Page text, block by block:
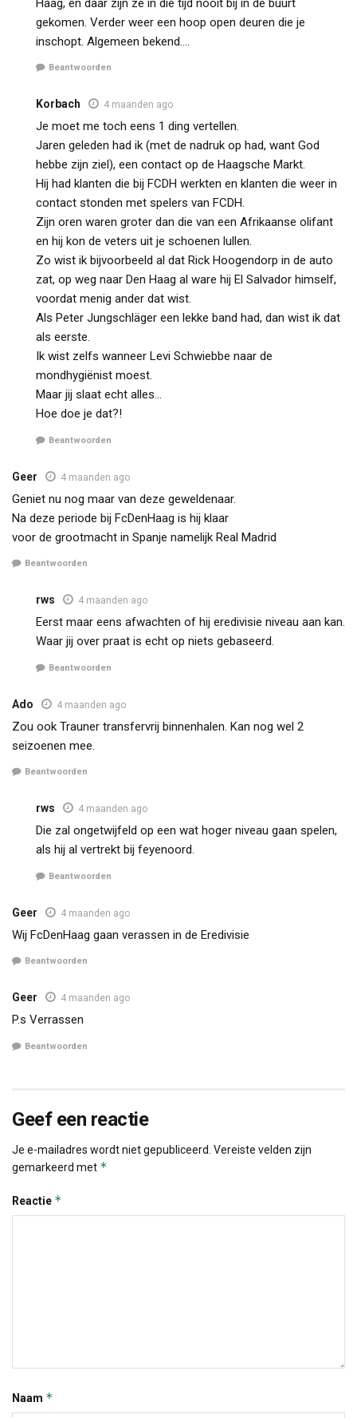
gekomen. Verder weer een hoop open deuren die je
inschopt. Algemeen bekend….
Beantwoorden
Korbach 4 maanden ago
Je moet me toch eens 1 ding vertellen.
Jaren geleden had ik (met de nadruk op had, want God
hebbe zijn ziel), een contact op de Haagsche Markt.
Hij had klanten die bij FCDH werkten en klanten die weer in
contact stonden met spelers van FCDH.
Zijn oren waren groter dan die van een Afrikaanse olifant
en hij kon de veters uit je schoenen lullen.
Zo wist ik bijvoorbeeld al dat Rick Hoogendorp in de auto
zat, op weg naar Den Haag al ware hij El Salvador himself,
voordat menig ander dat wist.
Als Peter Jungschläger een lekke band had, dan wist ik dat
als eerste.
Ik wist zelfs wanneer Levi Schwiebbe naar de
mondhygiënist moest.
Maar jij slaat echt alles…
Hoe doe je dat?!
Beantwoorden
Geer 4 maanden ago
Geniet nu nog maar van deze geweldenaar.
Na deze periode bij FcDenHaag is hij klaar
voor de grootmacht in Spanje namelijk Real Madrid
Beantwoorden
rws 4 maanden ago
Eerst maar eens afwachten of hij eredivisie niveau aan kan.
Waar jij over praat is echt op niets gebaseerd.
Beantwoorden
Ado 4 maanden ago
Zou ook Trauner transfervrij binnenhalen. Kan nog wel 2
seizoenen mee.
Beantwoorden
rws 4 maanden ago
Die zal ongetwijfeld op een wat hoger niveau gaan spelen,
als hij al vertrekt bij feyenoord.
Beantwoorden
Geer 4 maanden ago
Wij FcDenHaag gaan verassen in de Eredivisie
Beantwoorden
Geer 4 maanden ago
P.s Verrassen
Beantwoorden
Geef een reactie
Je e-mailadres wordt niet gepubliceerd. Vereiste velden zijn
gemarkeerd met *
Reactie *
Naam *